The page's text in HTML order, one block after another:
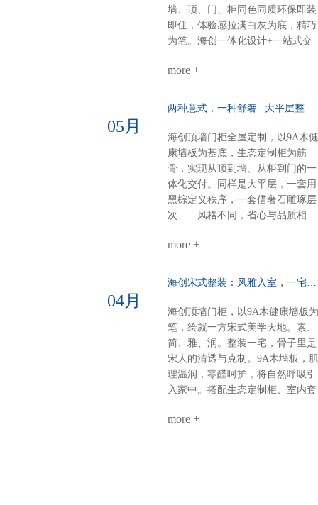
学尽在其中。细节见匠心全屋顶部
采用博格蜂窝大板，耐潮抗变形，
线性美观。双层空间，整体感再升
定制，从方案到落地，一站配齐。
墙、顶、门、柜同色同质环保即装
即住，体验感拉满白灰为底，精巧
为笔。海创一体化设计+一站式交
不翻车。28㎡客餐厨，装出大宅的
柜，好看好用功能与装饰兼得，回
放：去掉边界，拉近距离光线、空
气、家人，自由流动。做饭不孤
单，等饭不无聊。屏风+弧形奢石
用餐区温柔升维半掩餐边柜，若隐
若现；奢石墙面柔光一打，吃饭像
在美术馆。电器内嵌，一门到顶：
高柜，表面干净，内里强大。大
间 × 开放式书房圆弧转角，悬浮轻
盈，一个转身，阅读、观影、换衣
全搞定。沙发背景+蜂窝大板：安
的高级感平整墙面+顶部大气大板
少即是多，静即是奢。一套海创，
搞定全屋。环保、省心、高颜值、
高利用。小户型，也能住出大写的
到真正懂整装的海创。
more +
05月
海创顶墙门柜全屋定制，以9A木健
康墙板为基底，生态定制柜为筋
骨，实现从顶到墙、从柜到门的一
体化交付。同样是大平层，一套用
黑棕定义秩序，一套借奢石雕琢层
次——风格不同，省心与品质相
宅】客餐厅一体化：黑棕大面积铺
柜隐形收纳，开阔无界双儿童房：
材守护成长麻将室 主卧：深色墙
配灯带，主卧木饰面+隐形门，动
分明关键词：沉稳、统一、仪式感
【风格B：奢石层次·极简艺术】客
餐厅：奢石背景墙+墙柜组合，9A
木墙板打底，生态柜嵌入侧边，视
整铺、无床头设计、同色不同质，
more +
04月
海创顶墙门柜，以9A木健康墙板为
笔，绘就一方宋式美学天地。素、
简、雅、润。整装一宅，骨子里是
宋人的清透与克制。9A木墙板，肌
理温润，零醛呵护，将自然呼吸引
入家中。搭配生态定制柜、室内套
天成。玄关：一折画屏，微光迎
more +